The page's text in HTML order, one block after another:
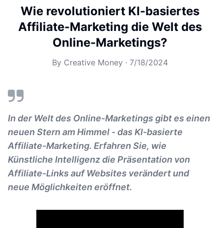
Wie revolutioniert KI-basiertes
Affiliate-Marketing die Welt des
Online-Marketings?
By Creative Money · 7/18/2024
In der Welt des Online-Marketings gibt es einen
neuen Stern am Himmel - das KI-basierte
Affiliate-Marketing. Erfahren Sie, wie
Künstliche Intelligenz die Präsentation von
Affiliate-Links auf Websites verändert und
neue Möglichkeiten eröffnet.